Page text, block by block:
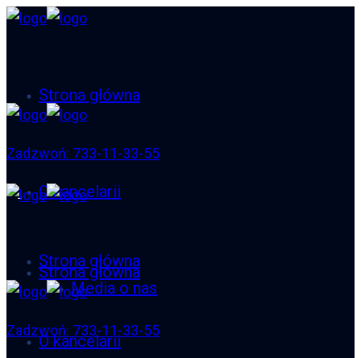
Strona główna
O kancelarii
Media o nas
Zadzwoń: 733-11-33-55
Strona główna
O kancelarii
Strona główna
Zadzwoń: 733-11-33-55